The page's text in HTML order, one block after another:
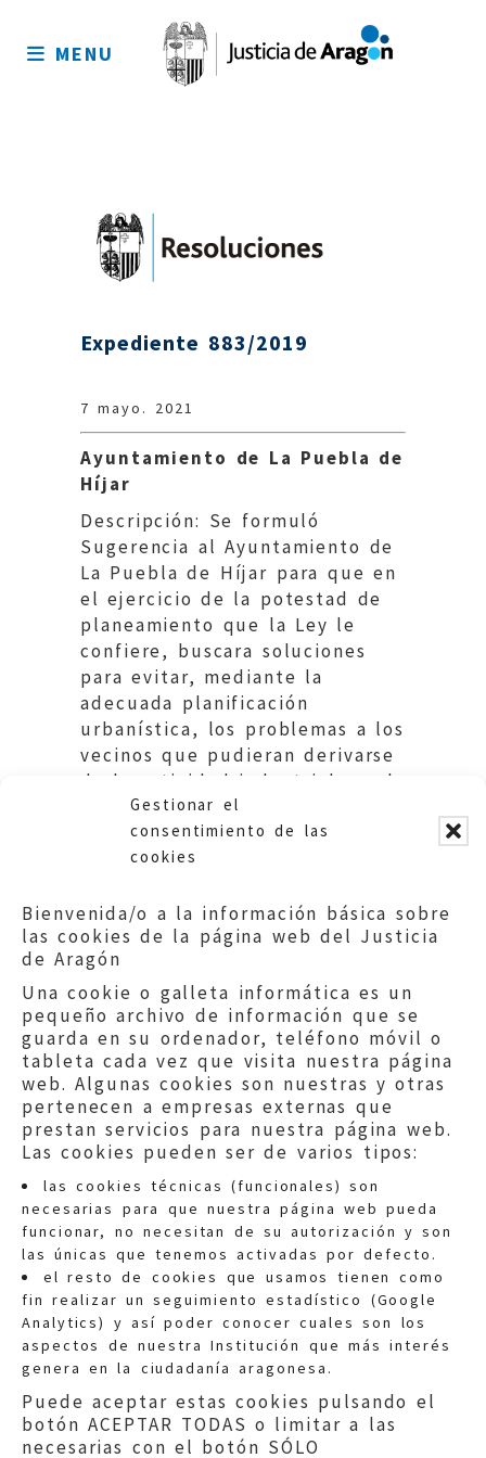
Gestionar el
consentimiento de las
cookies
Bienvenida/o a la información básica sobre
las cookies de la página web del Justicia
de Aragón
Una cookie o galleta informática es un
pequeño archivo de información que se
guarda en su ordenador, teléfono móvil o
tableta cada vez que visita nuestra página
web. Algunas cookies son nuestras y otras
pertenecen a empresas externas que
prestan servicios para nuestra página web.
Las cookies pueden ser de varios tipos:
las cookies técnicas (funcionales) son
necesarias para que nuestra página web pueda
funcionar, no necesitan de su autorización y son
las únicas que tenemos activadas por defecto.
el resto de cookies que usamos tienen como
fin realizar un seguimiento estadístico (Google
Analytics) y así poder conocer cuales son los
aspectos de nuestra Institución que más interés
genera en la ciudadanía aragonesa.
Puede aceptar estas cookies pulsando el
botón ACEPTAR TODAS o limitar a las
necesarias con el botón SÓLO
sitio
MENU
Expediente 883/2019
7 mayo. 2021
Ayuntamiento de La Puebla de
Híjar
Descripción: Se formuló
Sugerencia al Ayuntamiento de
La Puebla de Híjar para que en
el ejercicio de la potestad de
planeamiento que la Ley le
confiere, buscara soluciones
para evitar, mediante la
adecuada planificación
urbanística, los problemas a los
vecinos que pudieran derivarse
de la actividad industrial en el
casco urbano.
Quejas:quejas@eljusticiadearagon.es
Información general:
informacion@eljusticiadearagon.es
Teléfonos:900 210 210/